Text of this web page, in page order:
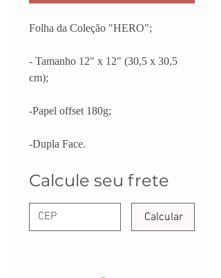
Folha da Coleção "HERO";
- Tamanho 12" x 12" (30,5 x 30,5
cm);
-Papel offset 180g;
-Dupla Face.
Calcule seu frete
Calcular